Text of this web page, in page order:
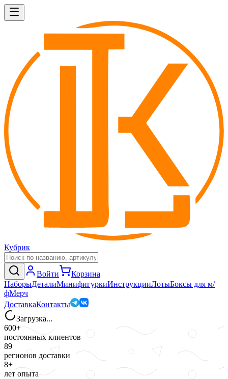
Кубрик
Войти
Корзина
НаборыДеталиМинифигуркиИнструкцииЛотыБоксы для м/
фМерч
ДоставкаКонтакты
Загрузка...
600+
постоянных клиентов
89
регионов доставки
8+
лет опыта